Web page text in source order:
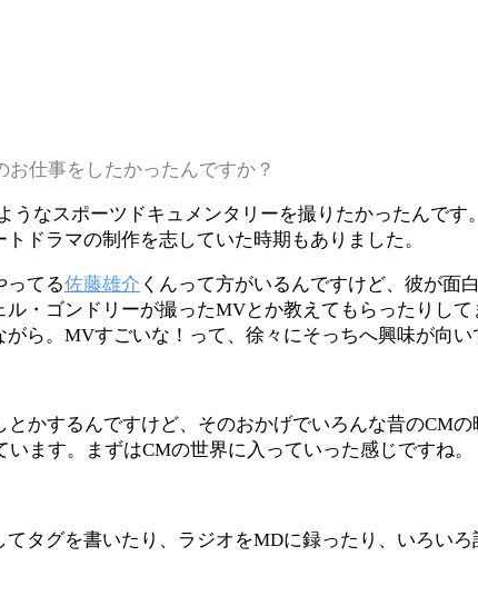
仕事をしたかったんですか？
うなスポーツドキュメンタリーを撮りたかったんで
ドラマの制作を志していた時期もありました。
ってる佐藤雄介 くんって方がいるんですけど、彼が面
・ゴンドリーが撮ったMVとか教えてもらったりし
ら。MVすごいな！って、徐々にそっちへ興味が向い
かするんですけど、そのおかげでいろんな昔のCM
ます。まずはCMの世界に入っていった感じですね。
タグを書いたり、ラジオをMDに録ったり、いろい